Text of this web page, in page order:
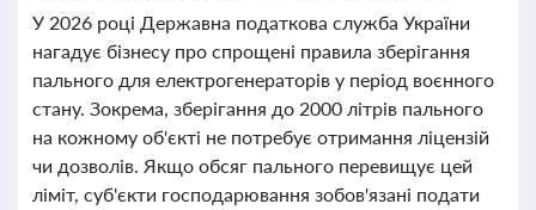
У 2026 році Державна податкова служба України
нагадує бізнесу про спрощені правила зберігання
пального для електрогенераторів у період воєнного
стану. Зокрема, зберігання до 2000 літрів пального
на кожному об'єкті не потребує отримання ліцензій
чи дозволів. Якщо обсяг пального перевищує цей
ліміт, суб'єкти господарювання зобов'язані подати